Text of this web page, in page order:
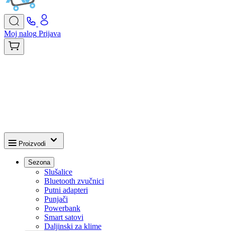
Moj nalog Prijava
Proizvodi
Sezona
Slušalice
Bluetooth zvučnici
Putni adapteri
Punjači
Powerbank
Smart satovi
Daljinski za klime